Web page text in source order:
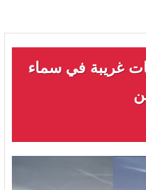
غريبة في سماء